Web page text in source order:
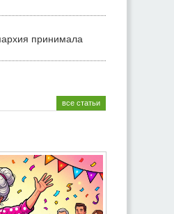
принимала
все статьи